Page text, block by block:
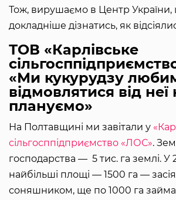
Тож, вирушаємо в Центр
докладніше дізнатись, як
ТОВ «Карлівське
«Ми кукурудзу
відмовлятися від неї
плануємо»
На Полтавщині ми завітали у
сільгосппідприємство «ЛОС».
господарства — 5 тис. га землі. У
найбільші площі — 1500 га —
соняшником, ще по 1000 га